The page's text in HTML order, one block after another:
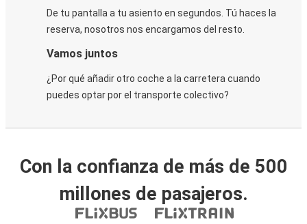
De tu pantalla a tu asiento en segundos. Tú haces la
reserva, nosotros nos encargamos del resto.
Vamos juntos
¿Por qué añadir otro coche a la carretera cuando
puedes optar por el transporte colectivo?
Con la confianza de más de 500
millones de pasajeros.